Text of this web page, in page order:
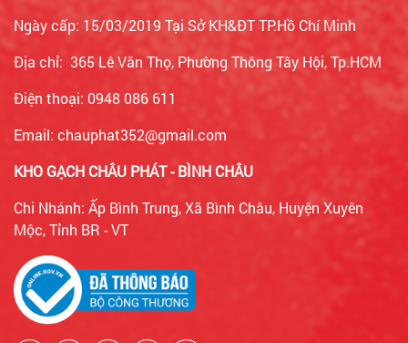
Ngày cấp: 15/03/2019 Tại Sở KH&ĐT TP.Hồ Chí Minh
Địa chỉ: 365 Lê Văn Thọ, Phường Thông Tây Hội, Tp.HCM
Điện thoại: 0948 086 611
Email: chauphat352@gmail.com
KHO GẠCH CHÂU PHÁT - BÌNH CHÂU
Chi Nhánh: Ấp Bình Trung, Xã Bình Châu, Huyện Xuyên
Mộc, Tỉnh BR - VT